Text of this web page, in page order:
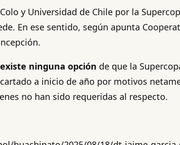
y Universidad de Chile por la
En ese sentido, según apunta
ninguna opción de que la
a inicio de año por motivos
no han sido requeridas al respecto.